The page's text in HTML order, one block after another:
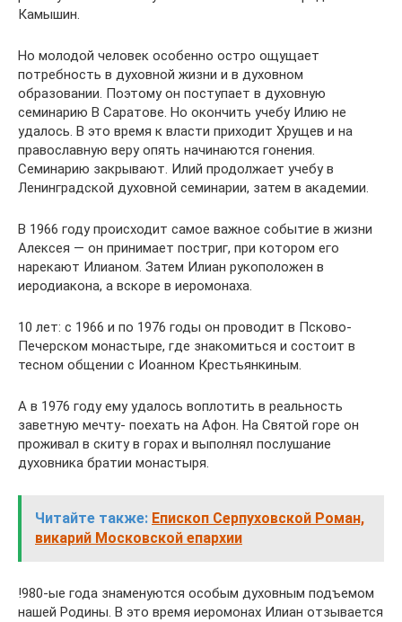
Камышин.
Но молодой человек особенно остро ощущает
потребность в духовной жизни и в духовном
образовании. Поэтому он поступает в духовную
семинарию В Саратове. Но окончить учебу Илию не
удалось. В это время к власти приходит Хрущев и на
православную веру опять начинаются гонения.
Семинарию закрывают. Илий продолжает учебу в
Ленинградской духовной семинарии, затем в академии.
В 1966 году происходит самое важное событие в жизни
Алексея — он принимает постриг, при котором его
нарекают Илианом. Затем Илиан рукоположен в
иеродиакона, а вскоре в иеромонаха.
10 лет: с 1966 и по 1976 годы он проводит в Псково-
Печерском монастыре, где знакомиться и состоит в
тесном общении с Иоанном Крестьянкиным.
А в 1976 году ему удалось воплотить в реальность
заветную мечту- поехать на Афон. На Святой горе он
проживал в скиту в горах и выполнял послушание
духовника братии монастыря.
Читайте также: Епископ Серпуховской Роман,
викарий Московской епархии
!980-ые года знаменуются особым духовным подъемом
нашей Родины. В это время иеромонах Илиан отзывается